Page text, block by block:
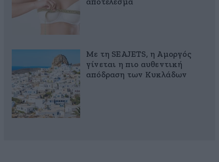
αποτέλεσμα
Με τη SEAJETS, η Αμοργός
γίνεται η πιο αυθεντική
απόδραση των Κυκλάδων